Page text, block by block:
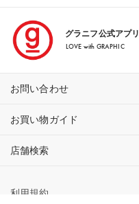
グラニフ公式アプリ
LOVE with GRAPHIC
お問い合わせ
お買い物ガイド
店舗検索
利用規約